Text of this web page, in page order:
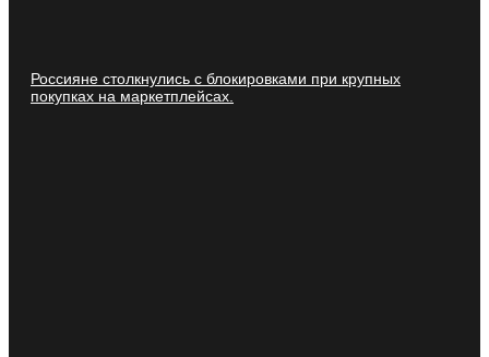
Россияне столкнулись с блокировками при крупных
покупках на маркетплейсах.